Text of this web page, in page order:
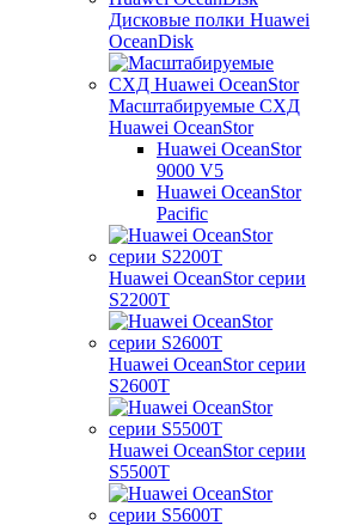
Дисковые полки Huawei
OceanDisk
Масштабируемые СХД
Huawei OceanStor
Huawei OceanStor
9000 V5
Huawei OceanStor
Pacific
Huawei OceanStor серии
S2200T
Huawei OceanStor серии
S2600T
Huawei OceanStor серии
S5500T